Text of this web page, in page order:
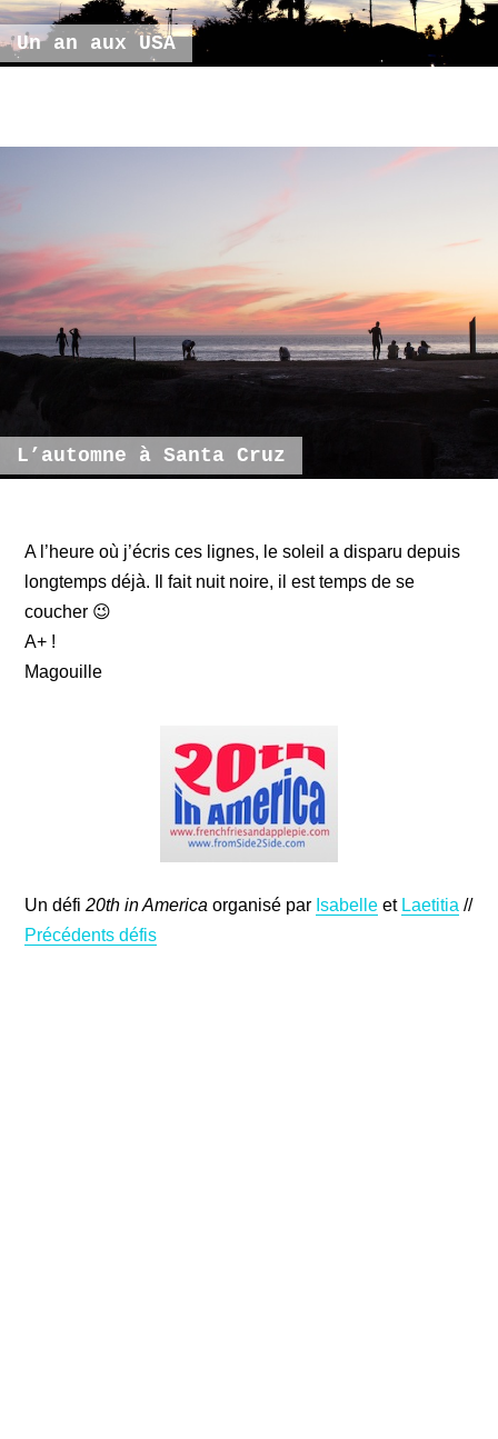
Un an aux USA
L’automne à Santa Cruz
A l’heure où j’écris ces lignes, le soleil a disparu depuis
longtemps déjà. Il fait nuit noire, il est temps de se
coucher 😉
A+ !
Magouille
Un défi20th in America organisé par Isabelle et Laetitia //
Précédents défis